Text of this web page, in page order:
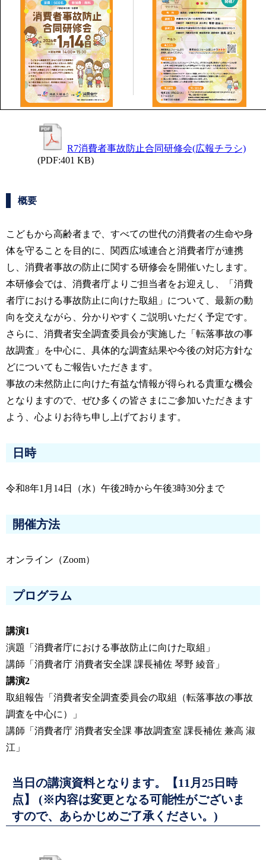
R7消費者事故防止合同研修会(広報チラシ)
(PDF:401 KB)
概要
こどもから高齢者まで、すべての世代の消費者の生命や身
体を守ることを目的に、関西広域連合と消費者庁が連携
し、消費者事故の防止に関する研修会を開催いたします。
本研修会では、消費者庁よりご担当者をお迎えし、「消費
者庁における事故防止に向けた取組」について、最新の動
向を交えながら、分かりやすくご説明いただく予定です。
さらに、消費者安全調査委員会が実施した「転落事故の事
故調査」を中心に、具体的な調査結果や今後の対応方針な
どについてもご報告いただきます。
事故の未然防止に向けた有益な情報が得られる貴重な機会
となりますので、ぜひ多くの皆さまにご参加いただきます
よう、心よりお待ち申し上げております。
日時
令和8年1月14日（水）午後2時から午後3時30分まで
開催方法
オンライン（Zoom）
プログラム
講演1
演題「消費者庁における事故防止に向けた取組」
講師「消費者庁 消費者安全課 課長補佐 琴野 綾音」
講演2
取組報告「消費者安全調査委員会の取組（転落事故の事故
調査を中心に）」
講師「消費者庁 消費者安全課 事故調査室 課長補佐 兼高 淑
江」
当日の講演資料となります。【11月25日時
点】 (※内容は変更となる可能性がございま
すので、あらかじめご了承ください。)